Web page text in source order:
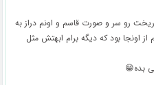
رو سر و صورت قاسم و اونم دراز به
اونجا بود که دیگه برام ابهتش مثل
بده😁